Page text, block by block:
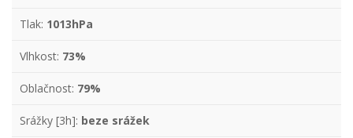
Tlak: 1013hPa
Vlhkost: 73%
Oblačnost: 79%
Srážky [3h]: beze srážek